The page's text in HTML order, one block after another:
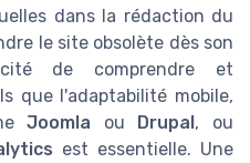
dans la rédaction du
le site obsolète dès son
de comprendre et
que l'adaptabilité mobile,
Joomla ou Drupal, ou
est essentielle. Une